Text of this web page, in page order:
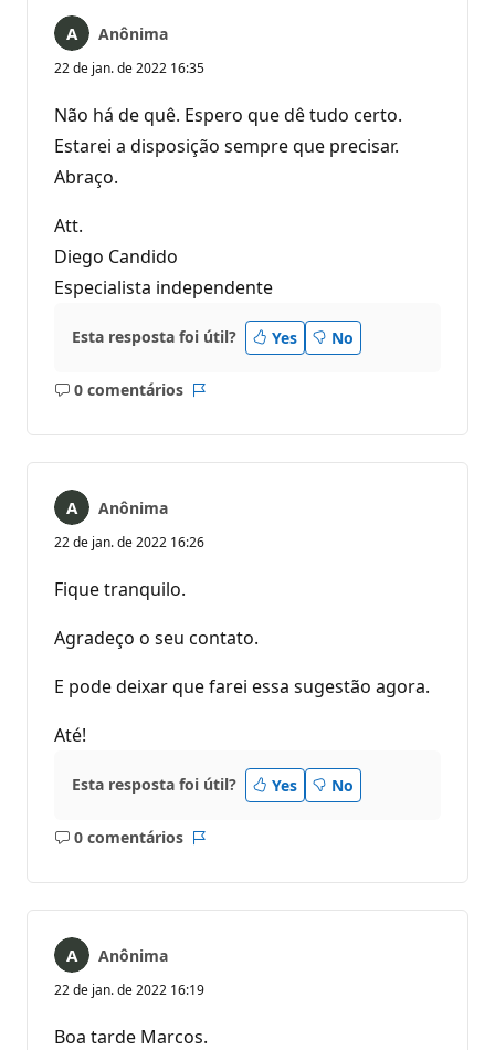
Anônima
22 de jan. de 2022 16:35
Não há de quê. Espero que dê tudo certo.
Estarei a disposição sempre que precisar.
Abraço.
Att.
Diego Candido
Especialista independente
Esta resposta foi útil? Yes No
0 comentários
Sem
Anônima
22 de jan. de 2022 16:26
Fique tranquilo.
Agradeço o seu contato.
E pode deixar que farei essa sugestão agora.
Até!
Esta resposta foi útil? Yes No
0 comentários
Sem
Anônima
22 de jan. de 2022 16:19
Boa tarde Marcos.